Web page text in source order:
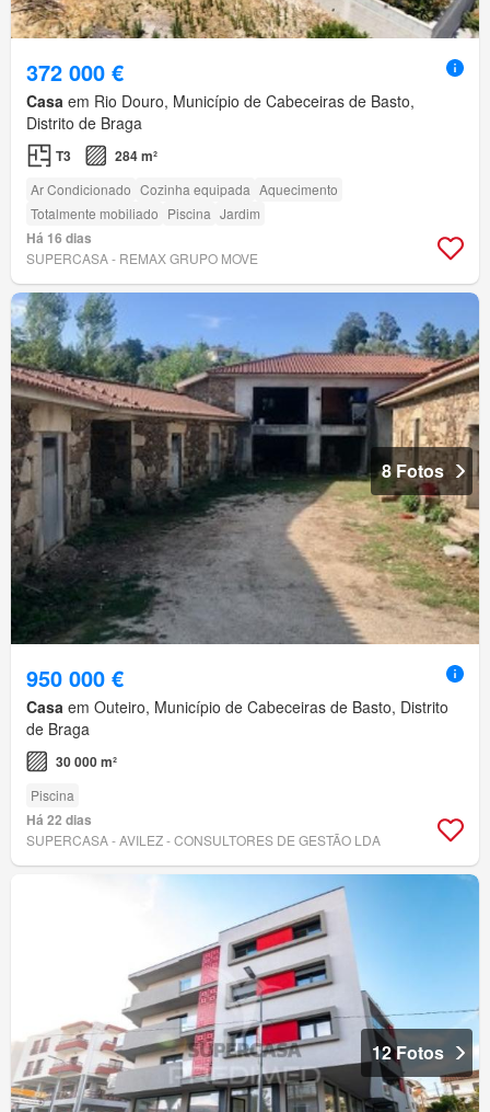
372 000 €
Casa em Rio Douro, Município de Cabeceiras de Basto,
Distrito de Braga
T3 284 m²
Ar Condicionado Cozinha equipada Aquecimento
Totalmente mobiliado Piscina Jardim
Há 16 dias
SUPERCASA - REMAX GRUPO MOVE
8 Fotos
950 000 €
Casa em Outeiro, Município de Cabeceiras de Basto, Distrito
de Braga
30 000 m²
Piscina
Há 22 dias
SUPERCASA - AVILEZ - CONSULTORES DE GESTÃO LDA
12 Fotos